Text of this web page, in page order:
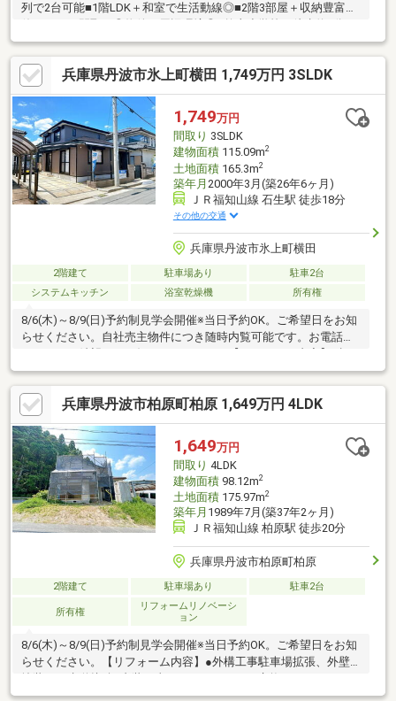
列で2台可能■1階LDK＋和室で生活動線◎■2階3部屋＋収納豊富で
市島中学校：徒歩約60分■中竹田郵便局：徒歩約12分■ミニストッ
プ市島町上竹田店：徒歩約36分◆ホームライフ不動産◆当日の内
覧・ご見学もご相談ください♪メールやお電話でも各種ご相談を承
っております！『お家探し』『ご売却』『リフォーム』『新築』
などのご相談は『アーキホームライフ不動産』におまかせ下さ
い！
兵庫県丹波市氷上町横田 1,749万円 3SLDK
1,749万円
間取り 3SLDK
建物面積115.09m2
土地面積165.3m2
築年月 2000年3月(築26年6ヶ月)
ＪＲ福知山線 石生駅 徒歩18分
その他の交通
兵庫県丹波市氷上町横田
2階建て 駐車場あり
駐車2台
システムキッチン
浴室乾燥機 所有権
8/6(木)～8/9(日)予約制見学会開催※当日予約OK。ご希望日をお知
らせください。自社売主物件につき随時内覧可能です。お電話か
準シロアリ防除工事、クリーニング、鍵交換●外構・外装屋根・
外壁塗装●水回りシステムキッチン交換、ユニットバス交換、ト
イレ交換、洗面化粧台交換●内装間取変更、室内ドア（一部）交
換、床材上張り、クロス張替え、畳表替え、障子・襖張替え●そ
の他設備給湯器交換、照明器具交換【おすすめポイント】・本物
件は条件により住宅ローン減税が適用されます。
兵庫県丹波市柏原町柏原 1,649万円 4LDK
1,649万円
間取り 4LDK
建物面積98.12m2
土地面積175.97m2
築年月 1989年7月(築37年2ヶ月)
ＪＲ福知山線 柏原駅 徒歩20分
兵庫県丹波市柏原町柏原
2階建て 駐車場あり 駐車2台
所有権
リフォームリノベーシ
ョン
8/6(木)～8/9(日)予約制見学会開催※当日予約OK。ご希望日をお知
らせください。【リフォーム内容】●外構工事駐車場拡張、外壁
ス交換、温水洗浄便座トイレ交換、洗面化粧台交換、玄関扉交